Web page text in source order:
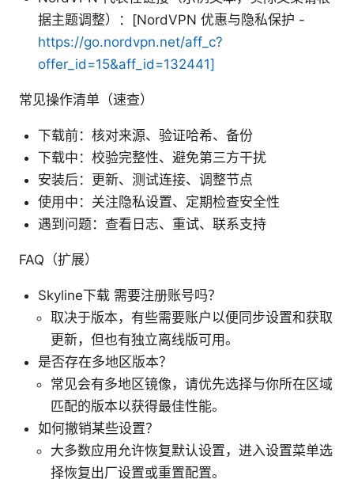
据主题调整）：[NordVPN 优惠与隐私保护 -
https://go.nordvpn.net/aff_c?
offer_id=15&aff_id=132441]
常见操作清单（速查）
下载前：核对来源、验证哈希、备份
下载中：校验完整性、避免第三方干扰
安装后：更新、测试连接、调整节点
使用中：关注隐私设置、定期检查安全性
遇到问题：查看日志、重试、联系支持
FAQ（扩展）
Skyline下载 需要注册账号吗？
取决于版本，有些需要账户以便同步设置和获取
更新，但也有独立离线版可用。
是否存在多地区版本？
常见会有多地区镜像，请优先选择与你所在区域
匹配的版本以获得最佳性能。
如何撤销某些设置？
大多数应用允许恢复默认设置，进入设置菜单选
择恢复出厂设置或重置配置。